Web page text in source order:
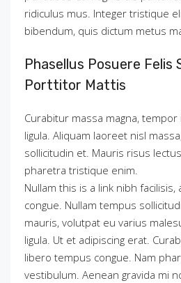
ridiculus mus. Integer tristique
bibendum, quis dictum metus
Phasellus Posuere Felis
Porttitor Mattis
Curabitur massa magna,
ligula. Aliquam laoreet nisl
sollicitudin et. Mauris risus
pharetra tristique enim.
Nullam this is a link nibh facilisis,
congue. Nullam tempus
mauris, volutpat eu varius
ligula. Ut et adipiscing erat.
libero tempus congue. Nam
vestibulum. Aenean gravida mi